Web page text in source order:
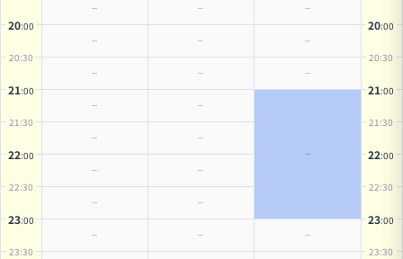
20:00
20:30
21:00
21:30
22:00
22:30
23:00
23:30
20:00
20:30
21:00
21:30
22:00
22:30
23:00
23:30